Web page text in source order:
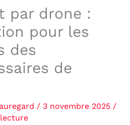
par drone :
pour les
des
de
/ 3 novembre 2025 /